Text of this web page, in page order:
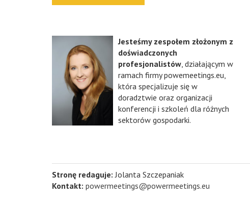
Jesteśmy zespołem złożonym z
doświadczonych
profesjonalistów, działającym w
ramach firmy powemeetings.eu,
która specjalizuje się w
doradztwie oraz organizacji
konferencji i szkoleń dla różnych
sektorów gospodarki.
Stronę redaguje: Jolanta Szczepaniak
Kontakt: powermeetings@powermeetings.eu